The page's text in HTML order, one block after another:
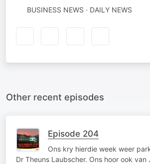
BUSINESS NEWS · DAILY NEWS
Other recent episodes
Episode 204
Ons kry hierdie week weer
Dr Theuns Laubscher. Ons hoor ook van